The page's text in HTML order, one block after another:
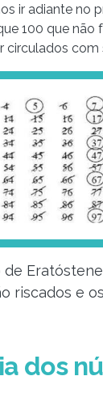
ir adiante no
100 que não
circulados com
de
riscados e
dos